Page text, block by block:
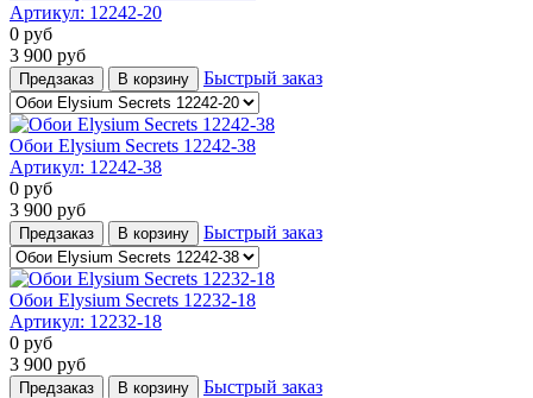
Артикул: 12242-20
0 руб
3 900 руб
Предзаказ В корзину Быстрый заказ
Обои Elysium Secrets 12242-38
Артикул: 12242-38
0 руб
3 900 руб
Предзаказ В корзину Быстрый заказ
Обои Elysium Secrets 12232-18
Артикул: 12232-18
0 руб
3 900 руб
Предзаказ В корзину Быстрый заказ